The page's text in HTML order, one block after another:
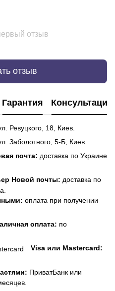
отзыв
отзыв
Гарантия Консультация
Ревуцкого, 18, Киев.
Заболотного, 5-Б, Киев.
почта: доставка по Украине
Новой почты: доставка по
оплата при получении
оплата: по
Visa или Mastercard:
ПриватБанк или